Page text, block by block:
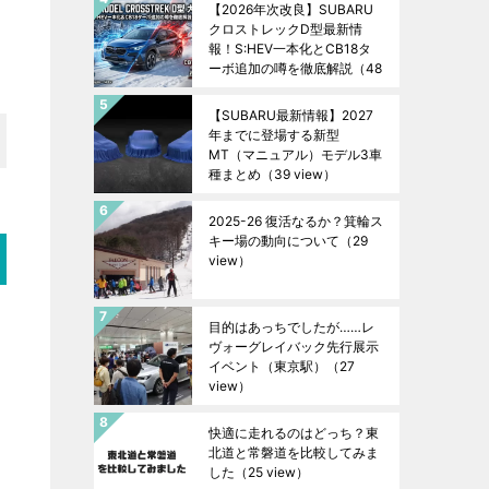
【2026年次改良】SUBARU
クロストレックD型最新情
報！S:HEV一本化とCB18タ
ーボ追加の噂を徹底解説 （48
【SUBARU最新情報】2027
年までに登場する新型
MT（マニュアル）モデル3車
種まとめ （39 view）
2025-26 復活なるか？箕輪ス
キー場の動向について （29
view）
目的はあっちでしたが……レ
ヴォーグレイバック先行展示
イベント（東京駅）
（27
view）
快適に走れるのはどっち？東
北道と常磐道を比較してみま
した （25 view）